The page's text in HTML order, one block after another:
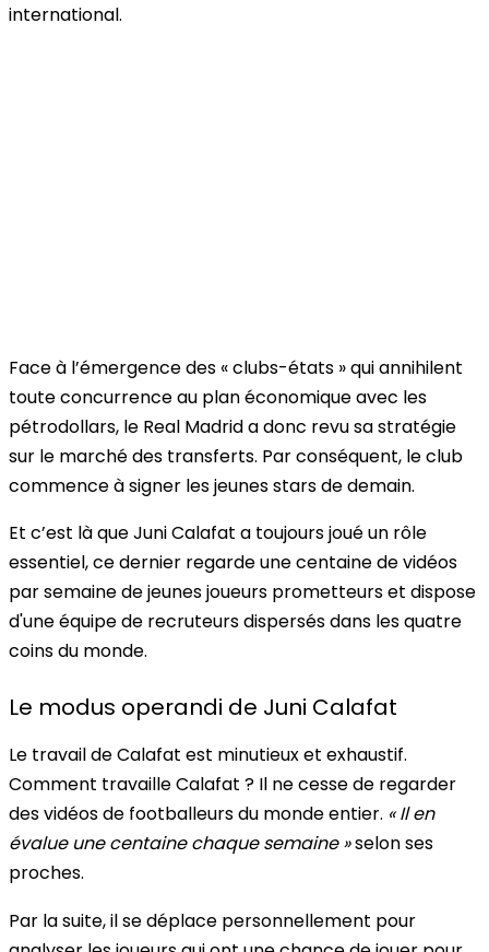
international.
Face à l’émergence des « clubs-états » qui annihilent
toute concurrence au plan économique avec les
pétrodollars, le Real Madrid a donc revu sa stratégie
sur le marché des transferts. Par conséquent, le club
commence à signer les jeunes stars de demain.
Et c’est là que Juni Calafat a toujours joué un rôle
essentiel, ce dernier regarde une centaine de vidéos
par semaine de jeunes joueurs prometteurs et dispose
d'une équipe de recruteurs dispersés dans les quatre
coins du monde.
Le modus operandi de Juni Calafat
Le travail de Calafat est minutieux et exhaustif.
Comment travaille Calafat ? Il ne cesse de regarder
des vidéos de footballeurs du monde entier. « Il en
évalue une centaine chaque semaine »selon ses
proches.
Par la suite, il se déplace personnellement pour